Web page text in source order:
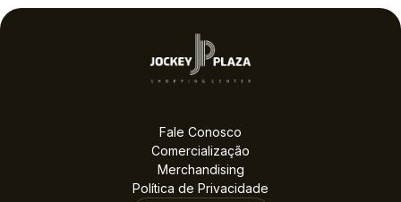
Fale Conosco
Comercialização
Merchandising
Política de Privacidade